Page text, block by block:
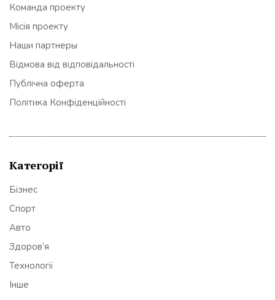
Команда проекту
Місія проекту
Наши партнеры
Відмова від відповідальності
Публічна оферта
Політика Конфіденційності
Категорії
Бізнес
Спорт
Авто
Здоров’я
Технології
Інше